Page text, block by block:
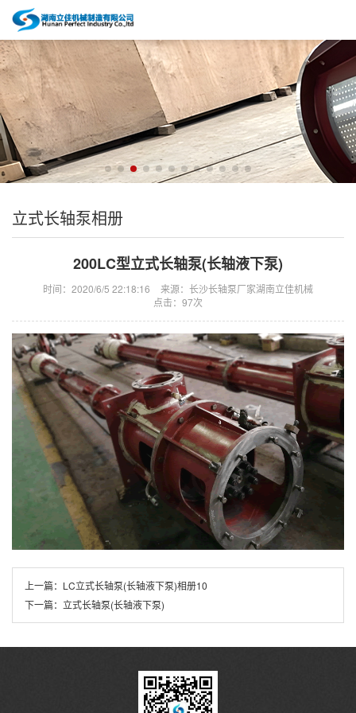
立式长轴泵相册
200LC型立式长轴泵(长轴液下泵)
时间：2020/6/5 22:18:16
来源：长沙长轴泵厂家湖南立佳机械
点击： 97次
上一篇： LC立式长轴泵(长轴液下泵)相册10
下一篇： 立式长轴泵(长轴液下泵)